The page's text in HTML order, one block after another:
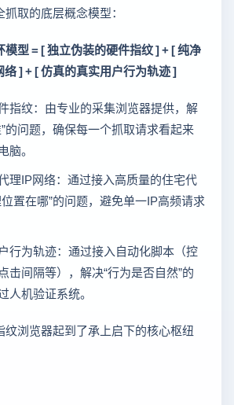
取的底层概念模型：
型 = [ 独立伪装的硬件指纹 ] + [ 纯净
] + [ 仿真的真实用户行为轨迹 ]
指纹：由专业的采集浏览器提供，解
的问题，确保每一个抓取请求看起来
脑。
理IP网络：通过接入高质量的住宅代
置在哪”的问题，避免单一IP高频请求
行为轨迹：通过接入自动化脚本（控
击间隔等），解决“行为是否自然”的
人机验证系统。
纹浏览器起到了承上启下的核心枢纽